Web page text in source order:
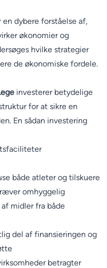
dybere forståelse af,
økonomier og
hvilke strategier
de økonomiske fordele.
investerer betydelige
for at sikre en
En sådan investering
både atleter og tilskuere
omhyggelig
midler fra både
del af finansieringen og
betragter